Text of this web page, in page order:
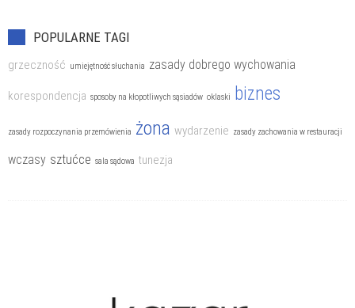
POPULARNE TAGI
grzeczność umiejętność słuchania zasady dobrego wychowania
korespondencja sposoby na kłopotliwych sąsiadów oklaski biznes
zasady rozpoczynania przemówienia żona wydarzenie zasady zachowania w restauracji
wczasy sztućce sala sądowa tunezja